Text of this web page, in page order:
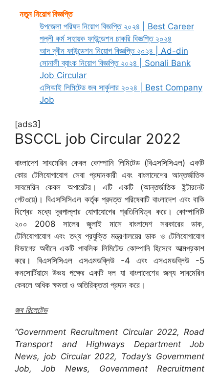
নতুন নিয়োগ বিজ্ঞপ্তি
উপজেলা পরিষদ নিয়োগ বিজ্ঞপ্তি ২০২৪ | Best Career
পল্লী কর্ম সহায়ক ফাউন্ডেশন চাকরি বিজ্ঞপ্তি ২০২৪
আদ দ্বীন ফাউন্ডেশন নিয়োগ বিজ্ঞপ্তি ২০২৪ | Ad-din
সোনালী ব্যাংক নিয়োগ বিজ্ঞপ্তি ২০২৪ | Sonali Bank
Job Circular
এসিআই লিমিটেড জব সার্কুলার ২০২৪ | Best Company
Job
[ads3]
BSCCL job Circular 2022
বাংলাদেশ সাবমেরিন কেবল কোম্পানি লিমিটেড (বিএসসিসিএল) একটি
কোর টেলিযোগাযোগ সেবা প্রদানকারী এবং বাংলাদেশের আন্তর্জাতিক
সাবমেরিন কেবল অপারেটর। এটি একটি (আন্তর্জাতিক ইন্টারনেট
গেটওয়ে)। বিএসসিসিএল কর্তৃক প্রদত্ত পরিষেবাটি বাংলাদেশ এবং বাকি
বিশ্বের মধ্যে দূরপাল্লার যোগাযোগের প্রতিনিধিত্ব করে। কোম্পানিটি
২০০ 2008 সালের জুলাই মাসে বাংলাদেশ সরকারের ডাক,
টেলিযোগাযোগ এবং তথ্য প্রযুক্তি মন্ত্রণালয়ের ডাক ও টেলিযোগাযোগ
বিভাগের অধীনে একটি পাবলিক লিমিটেড কোম্পানি হিসেবে আত্মপ্রকাশ
করে। বিএসসিসিএল এসএমডব্লিউ -4 এবং এসএমডব্লিউ -5
কনসোর্টিয়ামে উভয় পক্ষের একটি দল যা বাংলাদেশের জন্য সাবমেরিন
কেবলে অধিক ক্ষমতা ও অতিরিক্ততা প্রদান করে।
জব রিলেটেড
“Government Recruitment Circular 2022, Road
Transport and Highways Department Job
News, job Circular 2022, Today’s Government
Job, Job News, Government Recruitment